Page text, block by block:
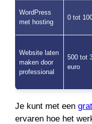
WordPress
met hosting
0 tot
Website laten
maken door
professional
500 tot
euro
Je kunt met een
ervaren hoe het